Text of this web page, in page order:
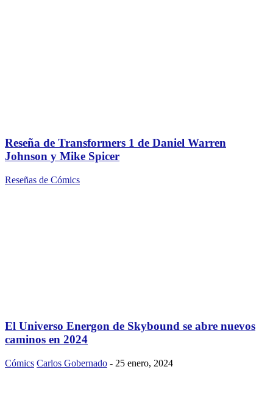
Reseña de Transformers 1 de Daniel Warren
Johnson y Mike Spicer
Reseñas de Cómics
El Universo Energon de Skybound se abre nuevos
caminos en 2024
Cómics Carlos Gobernado - 25 enero, 2024